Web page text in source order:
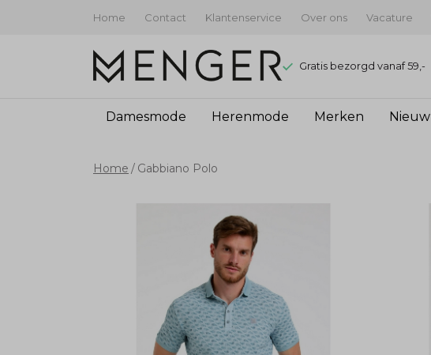
Home Contact Klantenservice Over ons Vacature
Gratis bezorgd vanaf 59,-
Damesmode Herenmode Merken Nieuw
Gabbiano
Home Gabbiano Polo